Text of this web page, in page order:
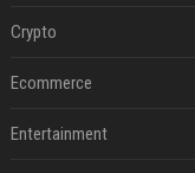
Crypto
Ecommerce
Entertainment